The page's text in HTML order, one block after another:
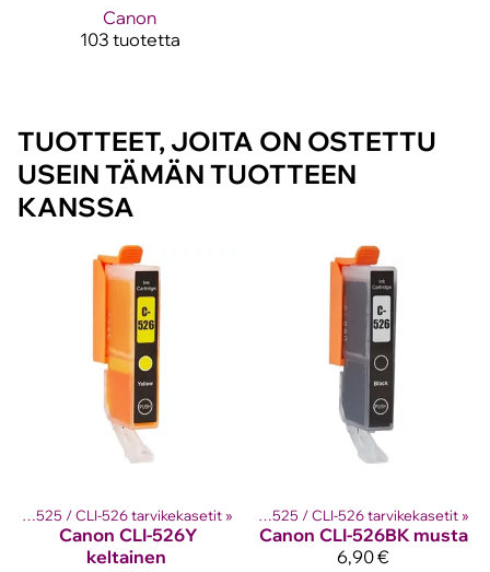
Canon
103 tuotetta
TUOTTEET, JOITA ON OSTETTU
USEIN TÄMÄN TUOTTEEN
KANSSA
Canon PGI-525 / CLI-526 tarvikekasetit ‪»
Canon CLI-526Y
keltainen
‪» Canon mustekasetit‪» Canon PGI-525 / CLI-526 tarvikekasetit ‪»
Canon CLI-526BK musta
6,90 €